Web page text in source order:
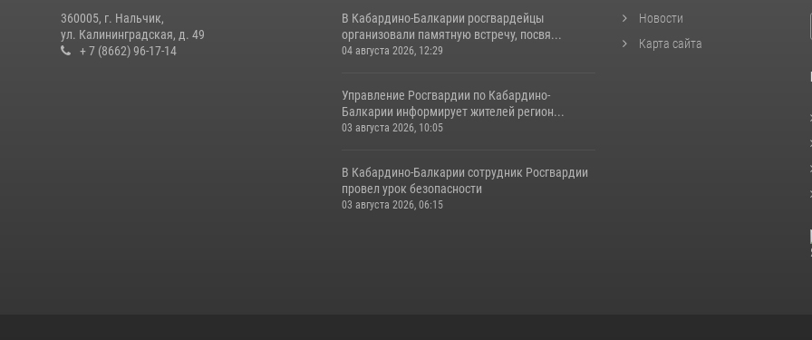
360005, г. Нальчик,
ул. Калининградская, д. 49
+ 7 (8662) 96-17-14
В Кабардино-Балкарии росгвардейцы
организовали памятную встречу, посвя...
04 августа 2026, 12:29
Управление Росгвардии по Кабардино-
Балкарии информирует жителей регион...
03 августа 2026, 10:05
В Кабардино‑Балкарии сотрудник Росгвардии
провел урок безопасности
03 августа 2026, 06:15
Новости
Карта сайта